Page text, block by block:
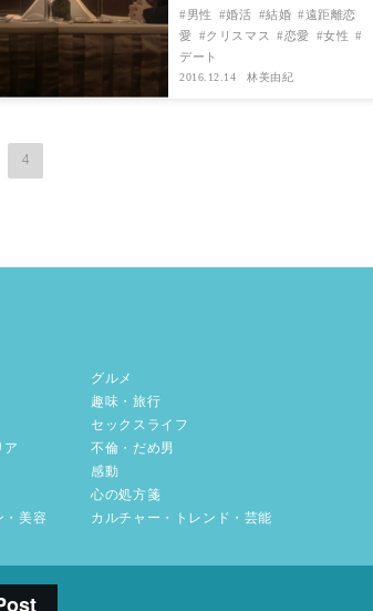
男性 婚活 結婚
遠距離恋
愛
クリスマス 恋愛
女性
デート
2016.12.14 林美由紀
4
ア
・美容
グルメ
趣味・旅行
セックスライフ
不倫・だめ男
感動
心の処方箋
カルチャー・トレンド・芸能